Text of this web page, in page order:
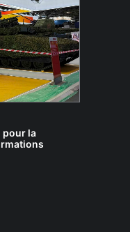
pour la